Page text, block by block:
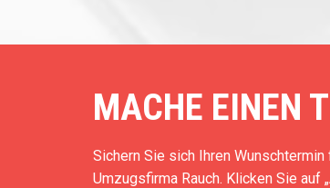
MACHE EINEN
Sichern Sie sich Ihren
Umzugsfirma Rauch. Klicken Sie auf